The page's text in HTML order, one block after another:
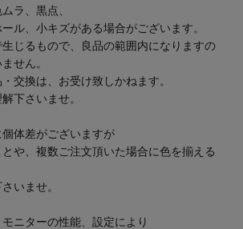
ラ、黒点、
ル、小キズがある場合がございます。
じるもので、良品の範囲内になりますの
せん。
交換は、お受け致しかねます。
下さいませ。
体差がございますが
や、複数ご注文頂いた場合に色を揃える
いませ。
ニターの性能、設定により